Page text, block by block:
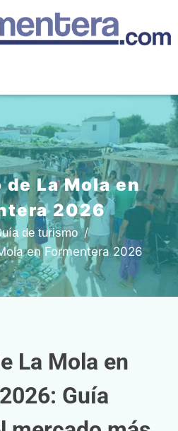
La Mola en
2026
de turismo
en Formentera 2026
La Mola en
Guía